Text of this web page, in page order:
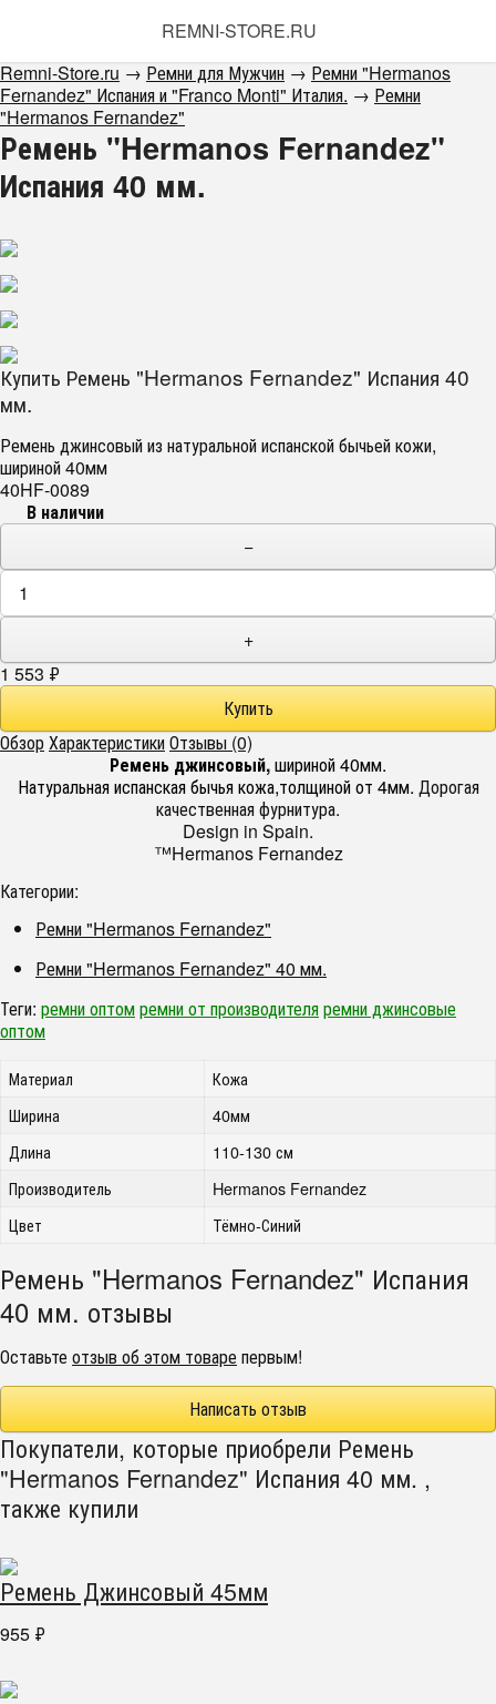
REMNI-STORE.RU
Remni-Store.ru → Ремни для Мужчин → Ремни "Hermanos
Fernandez" Испания и "Franсo Monti" Италия. → Ремни
"Hermanos Fernandez"
Ремень "Hermanos Fernandez"
Испания 40 мм.
Купить Ремень "Hermanos Fernandez" Испания 40
мм.
Ремень джинсовый из натуральной испанской бычьей кожи,
шириной 40мм
40HF-0089
В наличии
−
+
1 553 ₽
ОбзорХарактеристикиОтзывы (0)
Ремень джинсовый,шириной 40мм.
Натуральная испанская бычья кожа,толщиной от 4мм. Дорогая
качественная фурнитура.
Design in Spain.
™Hermanos Fernandez
Категории:
Ремни "Hermanos Fernandez"
Ремни "Hermanos Fernandez" 40 мм.
Теги: ремни оптомремни от производителяремни джинсовые
оптом
Материал
Кожа
Ширина
40мм
Длина
110-130 см
Производитель
Hermanos Fernandez
Цвет
Тёмно-Синий
Ремень "Hermanos Fernandez" Испания
40 мм. отзывы
Оставьтеотзыв об этом товарепервым!
Написать отзыв
Покупатели, которые приобрели Ремень
"Hermanos Fernandez" Испания 40 мм. ,
также купили
Ремень Джинсовый 45мм
955 ₽